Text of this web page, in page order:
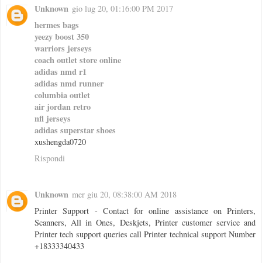
Unknown gio lug 20, 01:16:00 PM 2017
hermes bags
yeezy boost 350
warriors jerseys
coach outlet store online
adidas nmd r1
adidas nmd runner
columbia outlet
air jordan retro
nfl jerseys
adidas superstar shoes
xushengda0720
Rispondi
Unknown mer giu 20, 08:38:00 AM 2018
Printer Support - Contact for online assistance on Printers,
Scanners, All in Ones, Deskjets, Printer customer service and
Printer tech support queries call Printer technical support Number
+18333340433